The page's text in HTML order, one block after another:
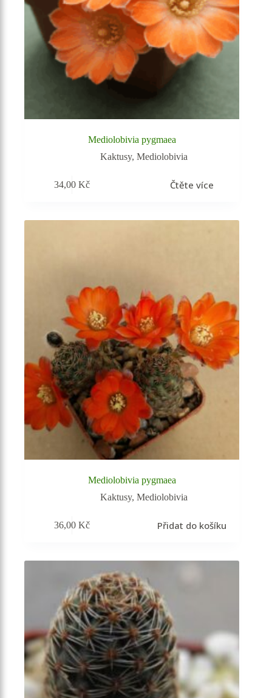
Mediolobivia pygmaea
Kaktusy,Mediolobivia
34,00Kč Čtěte více
Mediolobivia pygmaea
Kaktusy,Mediolobivia
36,00Kč Přidat do košíku